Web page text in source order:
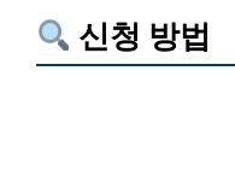
신청 방법